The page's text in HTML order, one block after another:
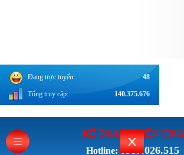
Đang trực tuyến: 48
Tổng truy cập: 140.375.676
KẾ TOÁN THIÊN ƯNG
Hotline: 0987.026.515